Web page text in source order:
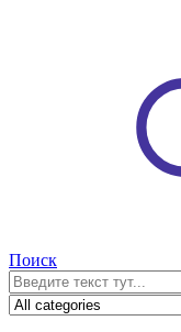
Поиск